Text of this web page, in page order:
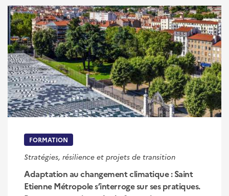
FORMATION
Stratégies, résilience et projets de transition
Adaptation au changement climatique : Saint
Etienne Métropole s’interroge sur ses pratiques.